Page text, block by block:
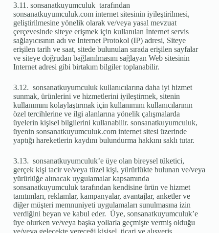
3.11. sonsanatkuyumculuk tarafından
sonsanatkuyumculuk.com internet sitesinin iyileştirilmesi,
geliştirilmesine yönelik olarak ve/veya yasal mevzuat
çerçevesinde siteye erişmek için kullanılan İnternet servis
sağlayıcısının adı ve Internet Protokol (IP) adresi, Siteye
erişilen tarih ve saat, sitede bulunulan sırada erişilen sayfalar
ve siteye doğrudan bağlanılmasını sağlayan Web sitesinin
Internet adresi gibi birtakım bilgiler toplanabilir.
3.12. sonsanatkuyumculuk kullanıcılarına daha iyi hizmet
sunmak, ürünlerini ve hizmetlerini iyileştirmek, sitenin
kullanımını kolaylaştırmak için kullanımını kullanıcılarının
özel tercihlerine ve ilgi alanlarına yönelik çalışmalarda
üyelerin kişisel bilgilerini kullanabilir. sonsanatkuyumculuk,
üyenin sonsanatkuyumculuk.com internet sitesi üzerinde
yaptığı hareketlerin kaydını bulundurma hakkını saklı tutar.
3.13. sonsanatkuyumculuk’e üye olan bireysel tüketici,
gerçek kişi tacir ve/veya tüzel kişi, yürürlükte bulunan ve/veya
yürürlüğe alınacak uygulamalar kapsamında
sonsanatkuyumculuk tarafından kendisine ürün ve hizmet
tanıtımları, reklamlar, kampanyalar, avantajlar, anketler ve
diğer müşteri memnuniyeti uygulamaları sunulmasına izin
verdiğini beyan ve kabul eder. Üye, sonsanatkuyumculuk’e
üye olurken ve/veya başka yollarla geçmişte vermiş olduğu
ve/veya gelecekte vereceği kişisel, ticari ve alışveriş